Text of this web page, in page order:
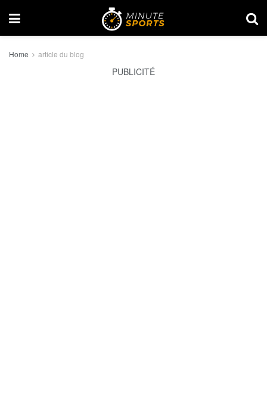
Home article du blog
PUBLICITÉ